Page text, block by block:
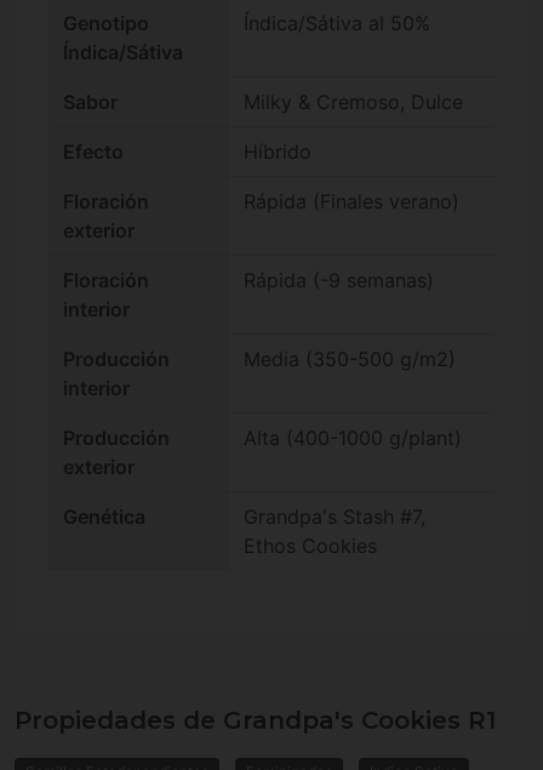
Genotipo
Índica/Sátiva
Índica/Sátiva al 50%
Sabor Milky & Cremoso, Dulce
Efecto Híbrido
Floración
exterior
Rápida (Finales verano)
Floración
interior
Rápida (-9 semanas)
Producción
interior
Media (350-500 g/m2)
Producción
exterior
Alta (400-1000 g/plant)
Genética
Grandpa's Stash #7,
Ethos Cookies
Propiedades de Grandpa's Cookies R1